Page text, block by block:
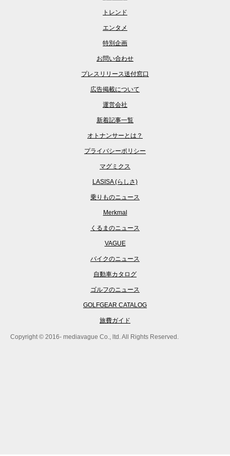
トレンド
エンタメ
特別企画
お問い合わせ
プレスリリース送付窓口
広告掲載について
運営会社
新着記事一覧
オトナンサーとは？
プライバシーポリシー
マグミクス
LASISA (らしさ)
乗りものニュース
Merkmal
くるまのニュース
VAGUE
バイクのニュース
自動車カタログ
ゴルフのニュース
GOLFGEAR CATALOG
旅費ガイド
Copyright © 2016- mediavague Co., ltd. All Rights Reserved.